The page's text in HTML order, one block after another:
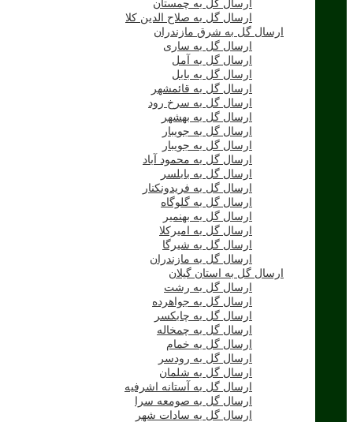
ارسال گل به چمستان
ارسال گل به صلاح الدین کلا
ارسال گل به شرق مازندران
ارسال گل به ساری
ارسال گل به آمل
ارسال گل به بابل
ارسال گل به قائمشهر
ارسال گل به سرخ رود
ارسال گل به بهشهر
ارسال گل به جویبار
ارسال گل به جویبار
ارسال گل به محمود آباد
ارسال گل به بابلسر
ارسال گل به فریدونکنار
ارسال گل به گلوگاه
ارسال گل به بهنمیر
ارسال گل به امیرکلا
ارسال گل به شیرگا
ارسال گل به مازندران
ارسال گل به استان گیلان
ارسال گل به رشت
ارسال گل به جواهرده
ارسال گل به چابکسر
ارسال گل به چمخاله
ارسال گل به خمام
ارسال گل به رودسر
ارسال گل به شلمان
ارسال گل به آستانه اشرفیه
ارسال گل به صومعه سرا
ارسال گل به سادات شهر